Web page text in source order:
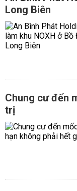
Long Biên
Chung cư đến
trị